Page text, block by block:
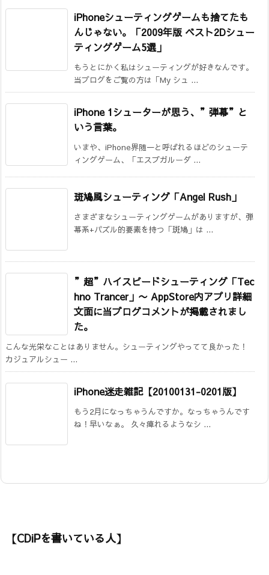
iPhoneシューティングゲームも捨てたも
んじゃない。
「2009年版 ベスト2Dシュー
ティングゲーム5選」
もうとにかく私はシューティングが好きなんです。
当ブログをご覧の方は「My シュ ...
iPhone 1シューターが思う、”弾幕”と
いう言葉。
いまや、iPhone界随一と呼ばれるほどのシューテ
ィングゲーム、「エスプガルーダ ...
斑鳩風シューティング「Angel Rush」
さまざまなシューティングゲームがありますが、弾
幕系+パズル的要素を持つ「斑鳩」は ...
”超”ハイスピードシューティング「Tec
hno Trancer」 〜 AppStore内アプリ詳細
文面に当ブログコメントが掲載されまし
た。
こんな光栄なことはありません。シューティングやってて良かった！
カジュアルシュー ...
iPhone迷走雑記【20100131-0201版】
もう2月になっちゃうんですか。なっちゃうんです
ね！早いなぁ。 久々痺れるようなシ ...
【CDiPを書いている人】